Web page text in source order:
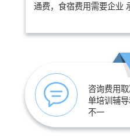
通费，食宿费用需要企业
咨询费用
单培训辅
不一